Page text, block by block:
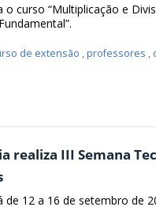
o curso “Multiplicação e
de extensão ,professores ,
realiza III Semana
12 a 16 de setembro de